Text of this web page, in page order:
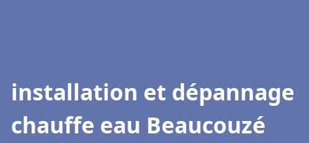
installation et dépannage
chauffe eau Beaucouzé